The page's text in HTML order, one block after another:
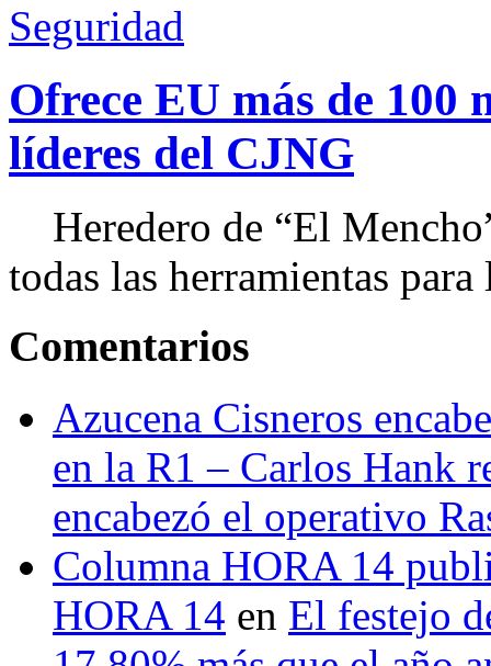
Seguridad
Ofrece EU más de 100
líderes del CJNG
Heredero de “El
todas las herramientas
Comentarios
Azucena Cisneros
en la R1 – Carlos Hank
encabezó el operativo
Columna HORA 14
HORA 14 en El festejo